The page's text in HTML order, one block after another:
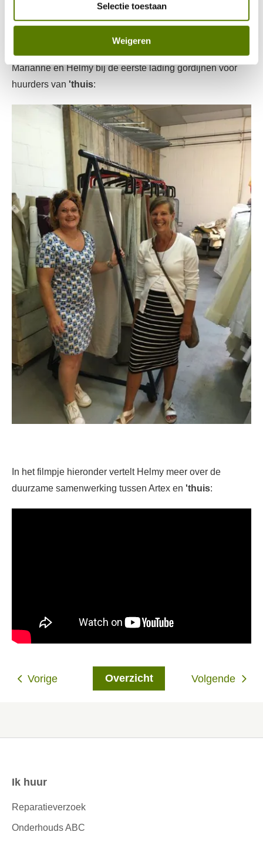
Selectie toestaan
Weigeren
ze de afspraken nakomen, dan zorgen wij voor gordijnen.
Op die manier zorgen we er samen met onze huurders
voor dat ze prettig kunnen wonen.”
Marianne en Helmy bij de eerste lading gordijnen voor
huurders van 'thuis:
In het filmpje hieronder vertelt Helmy meer over de
duurzame samenwerking tussen Artex en 'thuis:
Volgende
Overzicht
Vorige
Contactinformatie
Ik huur
Reparatieverzoek
Onderhouds ABC